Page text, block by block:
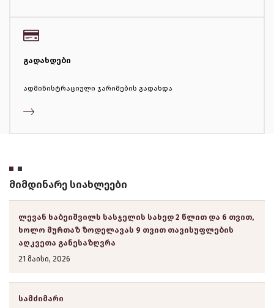
გადახდები
ადმინისტრაციული ჯარიმების გადახდა
მიმდინარე სიახლეები
ლევან ხაბეიშვილს სასჯელის სახედ 2 წლით და 6 თვით,
ხოლო მურთაზ ზოდელავას 9 თვით თავისუფლების
აღკვეთა განესაზღვრა
21 მაისი, 2026
სამძიმარი